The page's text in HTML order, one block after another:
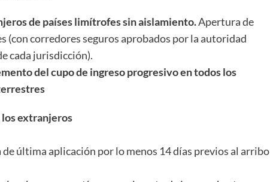
de países limítrofes sin aislamiento.Apertura de
(con corredores seguros aprobados por la autoridad
cada jurisdicción).
del cupo de ingreso progresivo en todos los
los extranjeros
última aplicación por lo menos 14 días previos al arribo